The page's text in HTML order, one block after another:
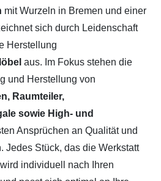
mit Wurzeln in Bremen und einer
sich durch Leidenschaft
Herstellung
aus. Im Fokus stehen die
und Herstellung von
Raumteiler,
sowie High- und
Ansprüchen an Qualität und
Jedes Stück, das die Werkstatt
individuell nach Ihren